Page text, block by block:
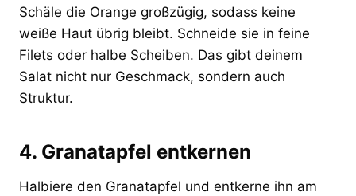
Schäle die Orange großzügig, sodass keine
weiße Haut übrig bleibt. Schneide sie in feine
Filets oder halbe Scheiben. Das gibt deinem
Salat nicht nur Geschmack, sondern auch
Struktur.
4. Granatapfel entkernen
Halbiere den Granatapfel und entkerne ihn am